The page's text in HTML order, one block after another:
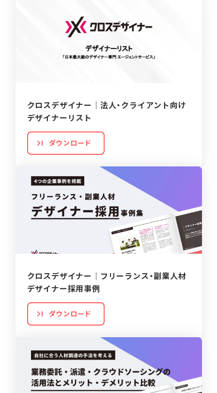
クロスデザイナー｜法人・クライアント向け
デザイナーリスト
ダウンロード
クロスデザイナー｜フリーランス・副業人材
デザイナー採用事例
ダウンロード